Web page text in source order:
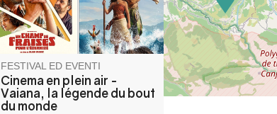
FESTIVAL ED EVENTI
Cinema en plein air -
Vaiana, la légende du bout
du monde